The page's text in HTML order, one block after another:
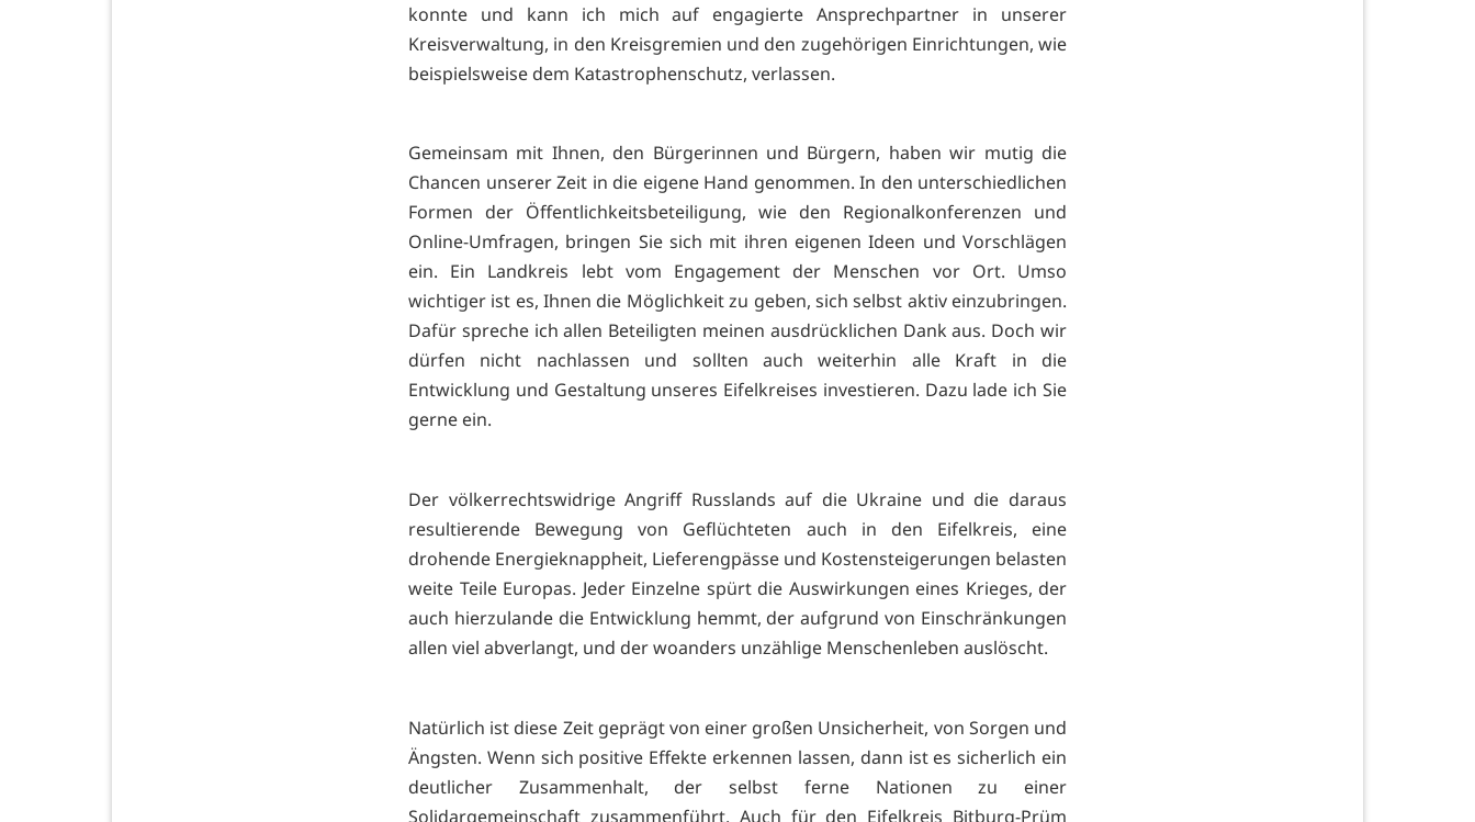
konnte und kann ich mich auf engagierte Ansprechpartner in unserer
Kreisverwaltung, in den Kreisgremien und den zugehörigen Einrichtungen, wie
beispielsweise dem Katastrophenschutz, verlassen.
Gemeinsam mit Ihnen, den Bürgerinnen und Bürgern, haben wir mutig die
Chancen unserer Zeit in die eigene Hand genommen. In den unterschiedlichen
Formen der Öffentlichkeitsbeteiligung, wie den Regionalkonferenzen und
Online-Umfragen, bringen Sie sich mit ihren eigenen Ideen und Vorschlägen
ein. Ein Landkreis lebt vom Engagement der Menschen vor Ort. Umso
wichtiger ist es, Ihnen die Möglichkeit zu geben, sich selbst aktiv einzubringen.
Dafür spreche ich allen Beteiligten meinen ausdrücklichen Dank aus. Doch wir
dürfen nicht nachlassen und sollten auch weiterhin alle Kraft in die
Entwicklung und Gestaltung unseres Eifelkreises investieren. Dazu lade ich Sie
gerne ein.
Der völkerrechtswidrige Angriff Russlands auf die Ukraine und die daraus
resultierende Bewegung von Geflüchteten auch in den Eifelkreis, eine
drohende Energieknappheit, Lieferengpässe und Kostensteigerungen belasten
weite Teile Europas. Jeder Einzelne spürt die Auswirkungen eines Krieges, der
auch hierzulande die Entwicklung hemmt, der aufgrund von Einschränkungen
allen viel abverlangt, und der woanders unzählige Menschenleben auslöscht.
Natürlich ist diese Zeit geprägt von einer großen Unsicherheit, von Sorgen und
Ängsten. Wenn sich positive Effekte erkennen lassen, dann ist es sicherlich ein
deutlicher Zusammenhalt, der selbst ferne Nationen zu einer
Solidargemeinschaft zusammenführt. Auch für den Eifelkreis Bitburg-Prüm